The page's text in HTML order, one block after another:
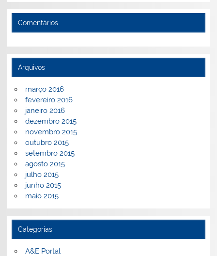
Comentários
Arquivos
março 2016
fevereiro 2016
janeiro 2016
dezembro 2015
novembro 2015
outubro 2015
setembro 2015
agosto 2015
julho 2015
junho 2015
maio 2015
Categorias
A&E Portal